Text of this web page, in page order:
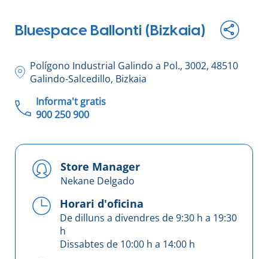
Bluespace Ballonti (Bizkaia)
Polígono Industrial Galindo a Pol., 3002, 48510
Galindo-Salcedillo, Bizkaia
Informa't gratis
900 250 900
Store Manager
Nekane Delgado
Horari d'oficina
De dilluns a divendres de 9:30 h a 19:30
h
Dissabtes de 10:00 h a 14:00 h